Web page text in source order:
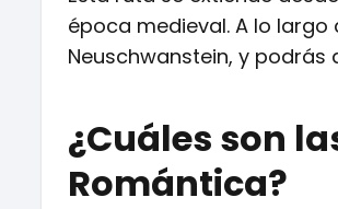
época medieval. A lo
Neuschwanstein, y
¿Cuáles son
Romántica?